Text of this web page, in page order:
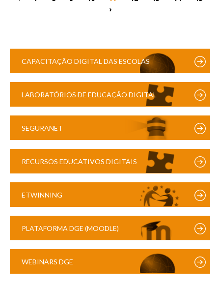
›
CAPACITAÇÃO DIGITAL DAS ESCOLAS
LABORATÓRIOS DE EDUCAÇÃO DIGITAL
SEGURANET
RECURSOS EDUCATIVOS DIGITAIS
ETWINNING
PLATAFORMA DGE (MOODLE)
WEBINARS DGE